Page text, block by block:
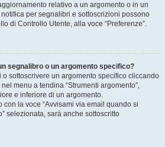
relativo a un argomento o in un
per segnalibri e sottoscrizioni possono
di Controllo Utente, alla voce “Preferenze”.
segnalibro o un argomento specifico?
sottoscrivere un argomento specifico cliccando
menu a tendina “Strumenti argomento”,
e inferiore di un argomento.
con la voce “Avvisami via email quando si
selezionata, sarà anche sottoscritto